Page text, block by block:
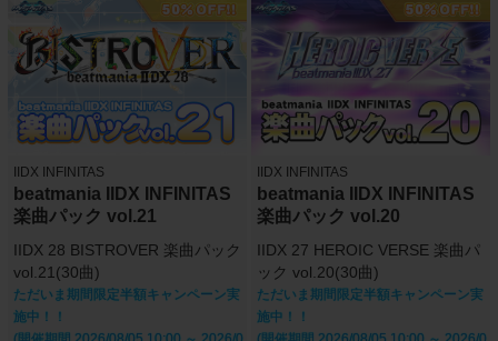
IIDX INFINITAS
beatmania IIDX INFINITAS
楽曲パック vol.21
IIDX 28 BISTROVER 楽曲パック
vol.21(30曲)
ただいま期間限定半額キャンペーン実
施中！！
IIDX INFINITAS
beatmania IIDX INFINITAS
楽曲パック vol.20
IIDX 27 HEROIC VERSE 楽曲パ
ック vol.20(30曲)
ただいま期間限定半額キャンペーン実
施中！！